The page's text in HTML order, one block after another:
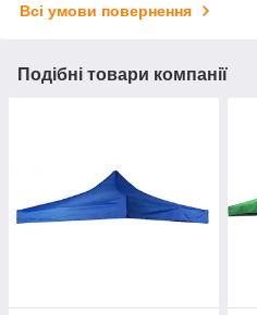
Всі умови повернення
Подібні товари компанії